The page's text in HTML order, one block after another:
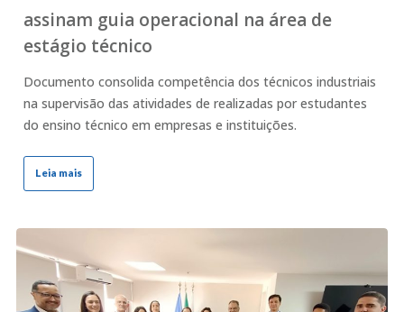
assinam guia operacional na área de
estágio técnico
Documento consolida competência dos técnicos industriais
na supervisão das atividades de realizadas por estudantes
do ensino técnico em empresas e instituições.
Leia mais